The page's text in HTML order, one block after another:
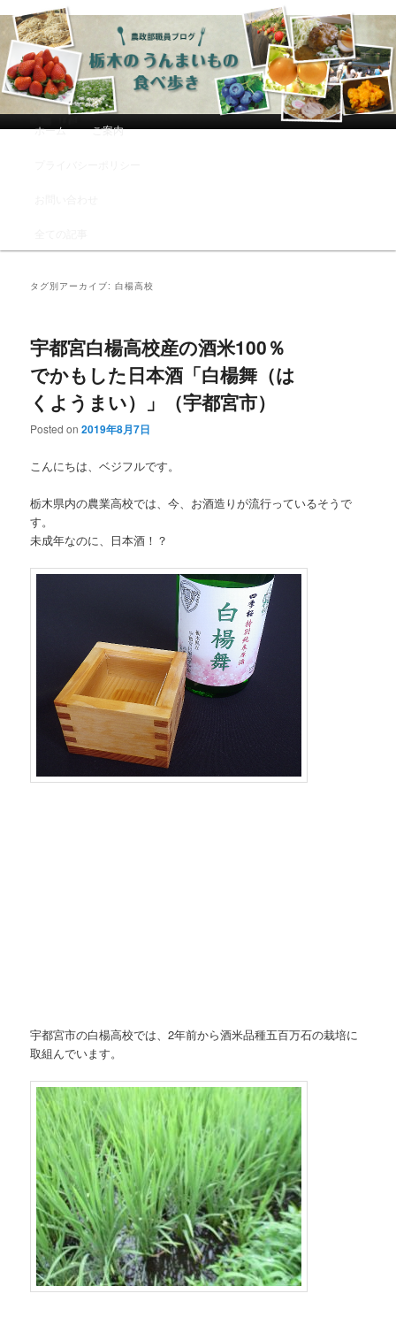
農政部職員ブログ「栃木のうんまい
もの食べ歩き」
メインコンテンツへ移動
サブコンテンツへ移動
ホーム ご案内
タグ別アーカイブ:白楊高校
宇都宮白楊高校産の酒米100％
でかもした日本酒「白楊舞（は
くようまい）」（宇都宮市）
Posted on2019年8月7日
こんにちは、ベジフルです。
栃木県内の農業高校では、今、お酒造りが流行っているそうで
す。
未成年なのに、日本酒！？
宇都宮市の白楊高校では、2年前から酒米品種五百万石の栽培に
取組んでいます。